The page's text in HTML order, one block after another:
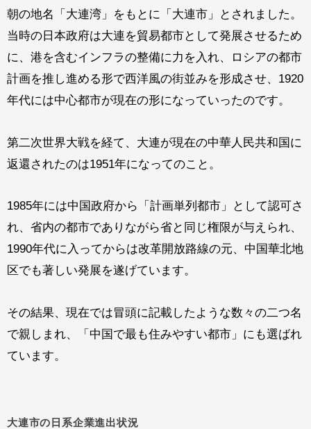
朝の地名「大連湾」をもとに「大連市」とされました。
当時の日本政府は大連を貿易都市として発展させるため
に、港を含むインフラの整備に力を入れ、ロシアの都市
計画を推し進める形で西洋風の街並みを形成させ、1920
年代には中心都市が現在の形になっていったのです。
第二次世界大戦を経て、大連が現在の中華人民共和国に
返還されたのは1951年になってのこと。
1985年には中国政府から「計画単列都市」として認可さ
れ、省内の都市でありながら省と同じ権限が与えられ、
1990年代に入ってからは改革開放路線の元、中国華北地
区でも著しい発展を遂げています。
その結果、現在では冒頭に記載したような数々の二つ名
で親しまれ、「中国で最も住みやすい都市」にも選ばれ
ています。
大連市の日系企業進出状況